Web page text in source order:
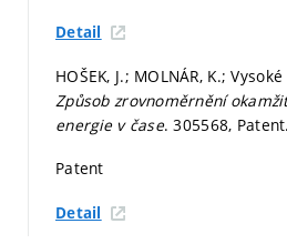
Detail
HOŠEK, J.; MOLNÁR, K.;
Způsob zrovnoměrnění
energie v čase. 305568,
Patent
Detail